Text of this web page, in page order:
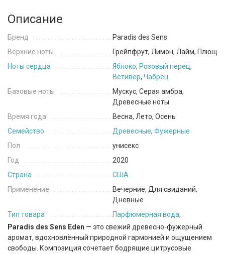
Описание
Бренд
Paradis des Sens
Верхние ноты
Грейпфрут, Лимон, Лайм, Плющ
Ноты сердца
Яблоко, Розовый перец,
Ветивер, Чабрец
Базовые ноты
Мускус, Серая амбра,
Древесные ноты
Время года
Весна, Лето, Осень
Семейство
Древесные, Фужерные
Пол
унисекс
Год
2020
Страна
США
Применение
Вечерние, Для свиданий,
Дневные
Тип товара
Парфюмерная вода,
Paradis des Sens Eden — это свежий древесно-фужерный
аромат, вдохновлённый природной гармонией и ощущением
свободы. Композиция сочетает бодрящие цитрусовые